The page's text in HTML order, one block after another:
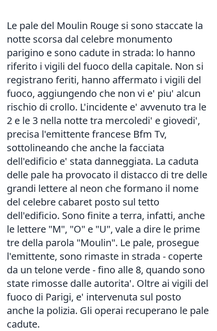
Le pale del Moulin Rouge si sono staccate la
notte scorsa dal celebre monumento
parigino e sono cadute in strada: lo hanno
riferito i vigili del fuoco della capitale. Non si
registrano feriti, hanno affermato i vigili del
fuoco, aggiungendo che non vi e' piu' alcun
rischio di crollo. L'incidente e' avvenuto tra le
2 e le 3 nella notte tra mercoledi' e giovedi',
precisa l'emittente francese Bfm Tv,
sottolineando che anche la facciata
dell'edificio e' stata danneggiata. La caduta
delle pale ha provocato il distacco di tre delle
grandi lettere al neon che formano il nome
del celebre cabaret posto sul tetto
dell'edificio. Sono finite a terra, infatti, anche
le lettere "M", "O" e "U", vale a dire le prime
tre della parola "Moulin". Le pale, prosegue
l'emittente, sono rimaste in strada - coperte
da un telone verde - fino alle 8, quando sono
state rimosse dalle autorita'. Oltre ai vigili del
fuoco di Parigi, e' intervenuta sul posto
anche la polizia. Gli operai recuperano le pale
cadute.